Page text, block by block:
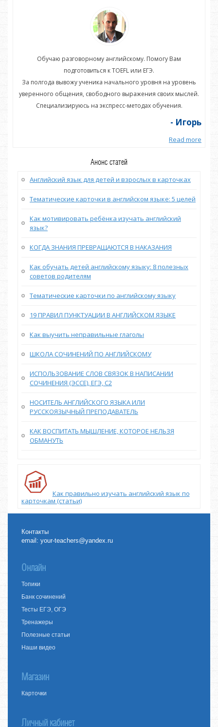
Обучаю разговорному английскому. Помогу Вам
подготовиться к TOEFL или ЕГЭ.
За полгода вывожу ученика начального уровня на уровень
уверенного общения, свободного выражения своих мыслей.
Специализируюсь на экспресс-методах обучения.
- Игорь
Read more
Анонс статей
Английский язык для детей и взрослых в карточках
Тематические карточки в английском языке: 5 целей
Как мотивировать ребёнка изучать английский
язык?
КОГДА ЗНАНИЯ ПРЕВРАЩАЮТСЯ В НАКАЗАНИЯ
Как обучать детей английскому языку: 8 полезных
советов родителям
Тематические карточки по английскому языку
19 ПРАВИЛ ПУНКТУАЦИИ В АНГЛИЙСКОМ ЯЗЫКЕ
Как выучить неправильные глаголы
ШКОЛА СОЧИНЕНИЙ ПО АНГЛИЙСКОМУ
ИСПОЛЬЗОВАНИЕ СЛОВ СВЯЗОК В НАПИСАНИИ
СОЧИНЕНИЯ (ЭССЕ), ЕГЭ, С2
НОСИТЕЛЬ АНГЛИЙСКОГО ЯЗЫКА ИЛИ
РУССКОЯЗЫЧНЫЙ ПРЕПОДАВАТЕЛЬ
КАК ВОСПИТАТЬ МЫШЛЕНИЕ, КОТОРОЕ НЕЛЬЗЯ
ОБМАНУТЬ
Как правильно изучать английский язык по
карточкам (статьи)
Контакты
email:your-teachers@yandex.ru
Онлайн
Топики
Банк сочинений
Тесты ЕГЭ, ОГЭ
Тренажеры
Полезные статьи
Наши видео
Магазин
Карточки
Личный кабинет